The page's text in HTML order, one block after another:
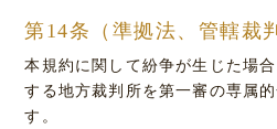
第14条（準拠法、管轄裁
本規約に関して紛争が生じた場
する地方裁判所を第一審の専属
す。